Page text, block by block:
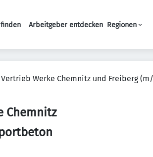
Haupt-Navigation
finden Arbeitgeber entdecken Regionen
Werke Chemnitz und Freiberg
Chemnitz